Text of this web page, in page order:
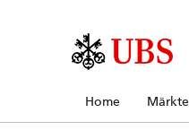
Home Märkte